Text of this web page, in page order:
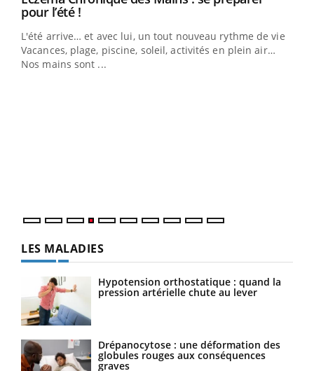
pour l’été !Youtube
L'été arrive… et avec lui, un tout nouveau rythme de vie !
Vacances, plage, piscine, soleil, activités en plein air…
Nos mains sont ...
LES MALADIES
Hypotension orthostatique : quand la
pression artérielle chute au lever
Drépanocytose : une déformation des
globules rouges aux conséquences
graves